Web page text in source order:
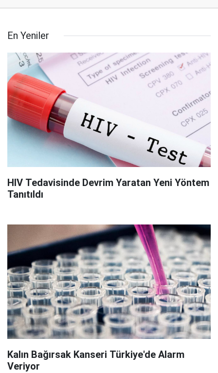
En Yeniler
HIV Tedavisinde Devrim Yaratan Yeni Yöntem
Tanıtıldı
Kalın Bağırsak Kanseri Türkiye'de Alarm
Veriyor